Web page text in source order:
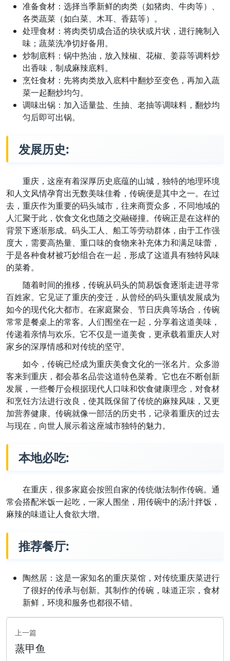
准备食材：选择当季新鲜的肉类（如猪肉、牛肉等）、
各类蔬菜（如白菜、木耳、香菇等）。
处理食材：将肉类切成合适的块状或片状，进行腌制入
味；蔬菜洗净切好备用。
炒制底料：锅中热油，放入辣椒、花椒、姜蒜等调料炒
出香味，制成麻辣底料。
烹饪食材：先将肉类放入底料中翻炒至变色，再加入蔬
菜一起翻炒均匀。
调味出锅：加入适量盐、生抽、老抽等调味料，翻炒均
匀后即可出锅。
发展历史:
重庆，这座有着深厚历史底蕴的山城，独特的地理环境
和人文风情孕育出无数美味佳肴，传碗便是其中之一。在过
去，重庆作为重要的码头城市，往来商贾众多，不同地域的
人汇聚于此，饮食文化也随之交融碰撞。传碗正是在这样的
背景下逐渐形成。码头工人、船工等劳动群体，由于工作强
度大，需要高热量、重口味的食物来补充体力和满足味蕾，
于是各种食材被巧妙组合在一起，形成了这道具有独特风味
的菜肴。
随着时间的推移，传碗从码头的简易饭食逐渐走进寻常
百姓家。它见证了重庆的变迁，从曾经的码头重镇发展成为
如今的现代化大都市。在家庭聚会、节日庆典等场合，传碗
常常是餐桌上的常客。人们围坐在一起，分享着这道美味，
传递着亲情与欢乐。它不仅是一道美食，更承载着重庆人对
家乡的深厚情感和对传统的坚守。
如今，传碗已经成为重庆美食文化的一张名片。众多游
客来到重庆，都会慕名品尝这道特色菜肴。它也在不断创新
发展，一些餐厅会根据现代人口味和饮食健康理念，对食材
和烹饪方法进行改良，使其既保留了传统的麻辣风味，又更
加营养健康。传碗就像一部活的历史书，记录着重庆的过去
与现在，向世人展示着这座城市独特的魅力。
本地必吃:
在重庆，很多家庭会按照自家的传统做法制作传碗。通
常会搭配米饭一起吃，一家人围坐，用传碗中的汤汁拌饭，
麻辣的味道让人食欲大增。
推荐餐厅:
陶然居：这是一家知名的重庆菜馆，对传统重庆菜进行
了很好的传承与创新。其制作的传碗，味道正宗，食材
新鲜，环境和服务也都很不错。
上一篇
蒸甲鱼